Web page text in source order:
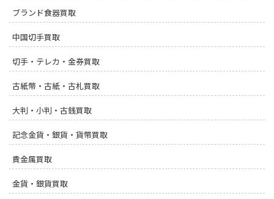
ブランド食器買取
中国切手買取
切手・テレカ・金券買取
古紙幣・古紙・古札買取
大判・小判・古銭買取
記念金貨・銀貨・貨幣買取
貴金属買取
金貨・銀貨買取